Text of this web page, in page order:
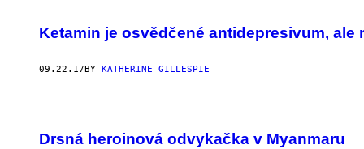
Ketamin je osvědčené antidepresivum, ale
09.22.17BY KATHERINE GILLESPIE
Drsná heroinová odvykačka v Myanmaru